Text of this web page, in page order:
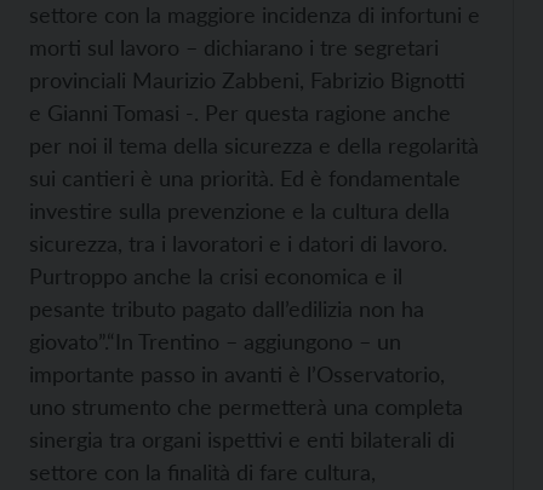
settore con la maggiore incidenza di infortuni e
morti sul lavoro – dichiarano i tre segretari
provinciali Maurizio Zabbeni, Fabrizio Bignotti
e Gianni Tomasi -. Per questa ragione anche
per noi il tema della sicurezza e della regolarità
sui cantieri è una priorità. Ed è fondamentale
investire sulla prevenzione e la cultura della
sicurezza, tra i lavoratori e i datori di lavoro.
Purtroppo anche la crisi economica e il
pesante tributo pagato dall’edilizia non ha
giovato”.“In Trentino – aggiungono – un
importante passo in avanti è l’Osservatorio,
uno strumento che permetterà una completa
sinergia tra organi ispettivi e enti bilaterali di
settore con la finalità di fare cultura,